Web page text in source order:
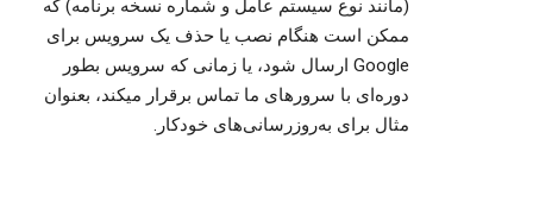
(مانند نوع سیستم عامل و شماره نسخه برنامه) که
ممکن است هنگام نصب یا حذف یک سرویس برای
Google ارسال شود، یا زمانی که سرویس بطور
دوره‌ای با سرورهای ما تماس برقرار میکند، بعنوان
مثال برای به‌روزرسانی‌های خودکار.